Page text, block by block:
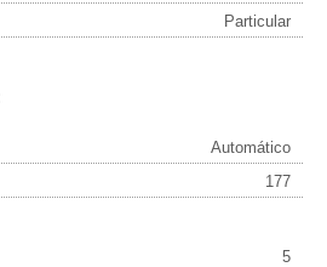
Particular
Automático
177
5